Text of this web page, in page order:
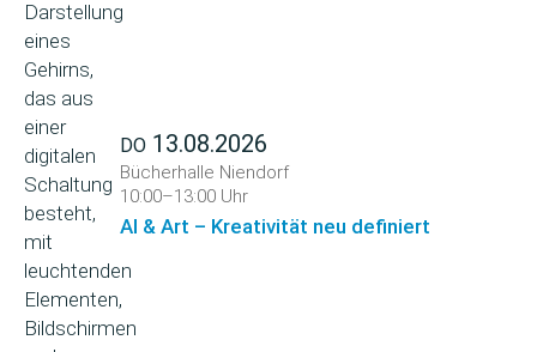
DO 13.08.2026
Bücherhalle Niendorf
10:00–13:00 Uhr
AI & Art – Kreativität neu definiert